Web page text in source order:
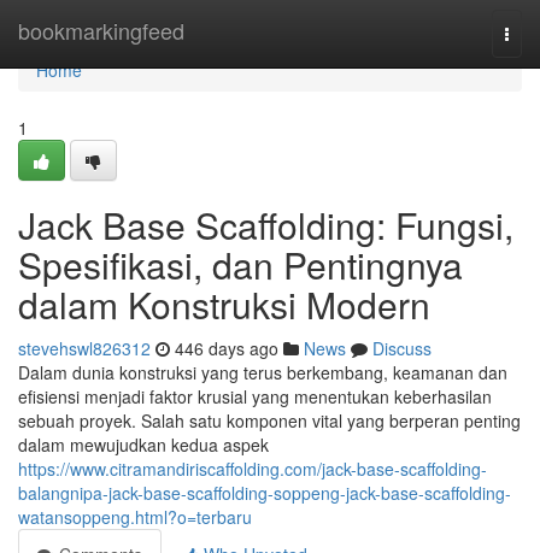
bookmarkingfeed
Home
Home
1
Jack Base Scaffolding: Fungsi,
Spesifikasi, dan Pentingnya
dalam Konstruksi Modern
stevehswl826312 446 days ago News
Discuss
Dalam dunia konstruksi yang terus berkembang, keamanan dan
efisiensi menjadi faktor krusial yang menentukan keberhasilan
sebuah proyek. Salah satu komponen vital yang berperan penting
dalam mewujudkan kedua aspek
https://www.citramandiriscaffolding.com/jack-base-scaffolding-
balangnipa-jack-base-scaffolding-soppeng-jack-base-scaffolding-
watansoppeng.html?o=terbaru